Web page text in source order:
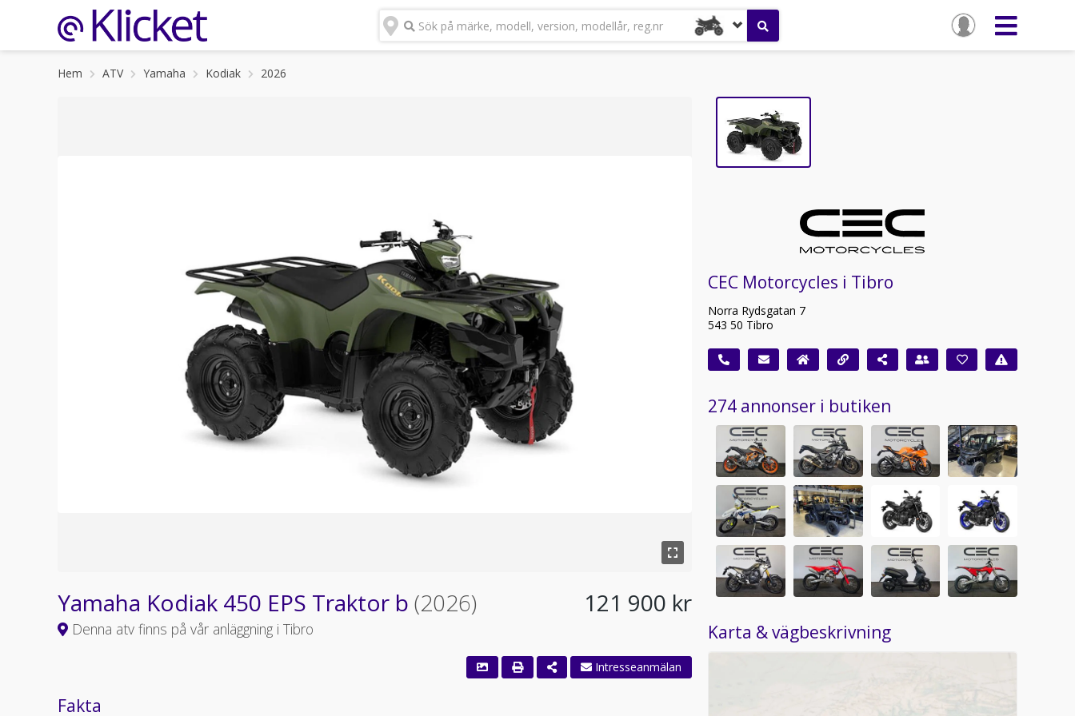
Sök på märke, modell, version, modellår, reg.nr
Hem ATV Yamaha Kodiak 2026
Yamaha Kodiak 450 EPS Traktor b (2026)
Denna atv finns på vår anläggning i Tibro
121 900 kr
Intresseanmälan
Fakta
CEC Motorcycles i Tibro
Norra Rydsgatan 7
543 50 Tibro
274 annonser i butiken
Karta & vägbeskrivning